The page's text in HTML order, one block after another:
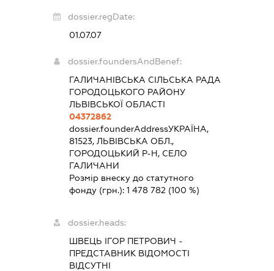
dossier.regDate:
01.07.07
dossier.foundersAndBenef:
ГАЛИЧАНІВСЬКА СІЛЬСЬКА РАДА
ГОРОДОЦЬКОГО РАЙОНУ
ЛЬВІВСЬКОЇ ОБЛАСТІ
04372862
dossier.founderAddressУКРАЇНА,
81523, ЛЬВІВСЬКА ОБЛ.,
ГОРОДОЦЬКИЙ Р-Н, СЕЛО
ГАЛИЧАНИ
Розмір внеску до статутного
фонду (грн.):1 478 782 (100 %)
dossier.heads:
ШВЕЦЬ ІГОР ПЕТРОВИЧ -
ПРЕДСТАВНИК ВІДОМОСТІ
ВІДСУТНІ